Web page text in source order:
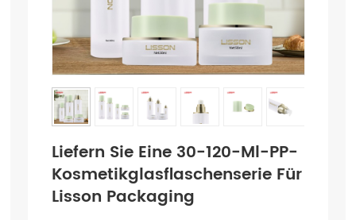
Liefern Sie Eine 30-120-Ml-PP-
Kosmetikglasflaschenserie Für
Lisson Packaging